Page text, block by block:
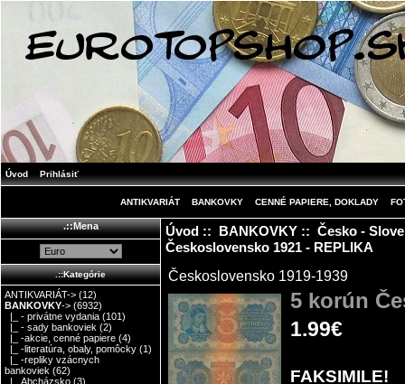
Úvod Prihlásiť
ANTIKVARIÁT BANKOVKY CENNÉ PAPIERE, DOKLADY
.::Mena
.::Kategórie
ANTIKVARIÁT-> (12)
BANKOVKY-> (6932)
|_ - privátne vydania (101)
|_ - sady bankoviek (2)
|_ -akcie, cenné papiere (4)
|_ -literatúra, obaly, pomôcky (1)
|_ -repliky vzácnych
bankoviek (62)
|_ Abcházsko (3)
Úvod:: BANKOVKY:: Česko -
Československo 1921 - REPLIKA
Československo 1919-1939
5 korún
1.99€
FAKSIMILE!